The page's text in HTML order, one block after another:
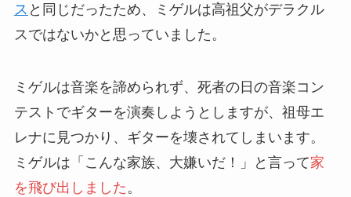
ス と同じだったため、ミゲルは高祖父がデラクル
スではないかと思っていました。
ミゲルは音楽を諦められず、死者の日の音楽コン
テストでギターを演奏しようとしますが、祖母エ
レナに見つかり、ギターを壊されてしまいます。
ミゲルは「こんな家族、大嫌いだ！」と言って家
を飛び出しました。